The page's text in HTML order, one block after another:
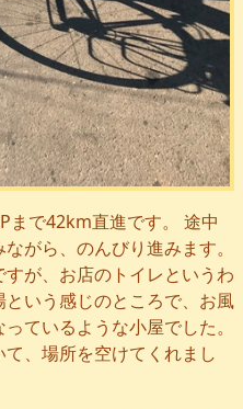
まで42km直進です。 途中
がら、のんびり進みます。
が、お店のトイレというわ
いう感じのところで、お風
ているような小屋でした。
、場所を空けてくれまし